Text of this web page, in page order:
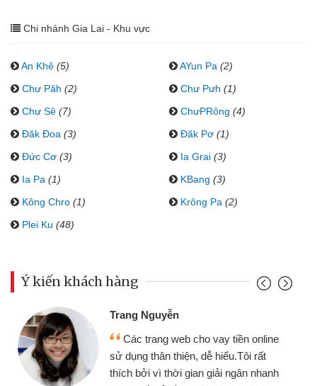
Chi nhánh Gia Lai - Khu vực
An Khê (5) AYun Pa (2)
Chư Păh (2) Chư Pưh (1)
Chư Sê (7) ChưPRông (4)
Đăk Đoa (3) Đăk Pơ (1)
Đức Cơ (3) Ia Grai (3)
Ia Pa (1) KBang (3)
Kông Chro (1) Krông Pa (2)
Plei Ku (48)
Ý kiến khách hàng
Trang Nguyễn
Các trang web cho vay tiền online
sử dụng thân thiện, dễ hiểu.Tôi rất
thích bởi vì thời gian giải ngân nhanh